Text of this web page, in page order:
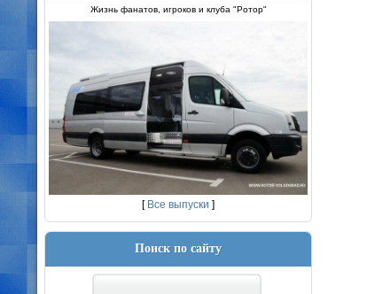
Жизнь фанатов, игроков и клуба "Ротор"
[ Все выпуски ]
Поиск по сайту